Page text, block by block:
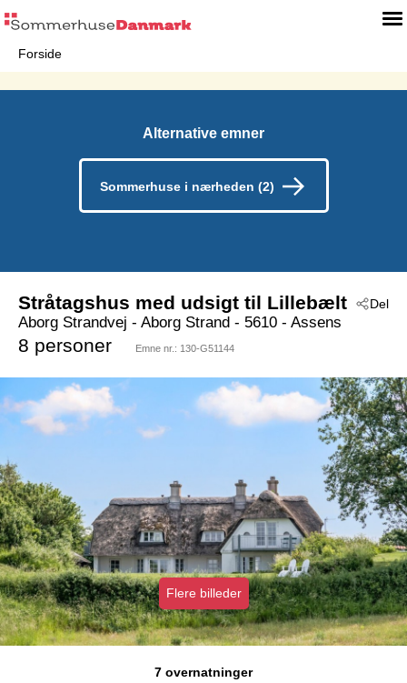
Forside
Alternative emner
Sommerhuse i nærheden (2)
Del
Stråtagshus med udsigt til Lillebælt
Aborg Strandvej - Aborg Strand - 5610 - Assens
8 personer Emne nr.: 130-G51144
Flere billeder
7 overnatninger